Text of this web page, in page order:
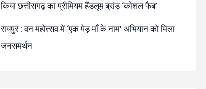
किया छत्तीसगढ़ का प्रीमियम हैंडलूम ब्रांड ‘कोशल फैब’
रायपुर : वन महोत्सव में ‘एक पेड़ माँ के नाम’ अभियान को मिला
जनसमर्थन